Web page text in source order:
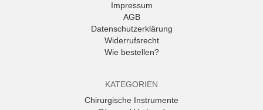
Impressum
AGB
Datenschutzerklärung
Widerrufsrecht
Wie bestellen?
KATEGORIEN
Chirurgische Instrumente